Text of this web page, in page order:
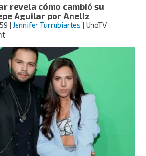
revela cómo cambió su
Aguilar por Aneliz
| Jennifer Turrubiartes | UnoTV
on
Aguilar
revela
cómo
cambió
su
relación
con
Pepe
Aguilar
por
Aneliz